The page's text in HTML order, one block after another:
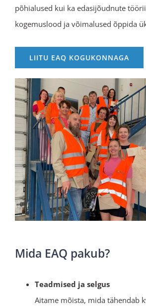
põhialused kui ka edasijõudnute
kogemuslood ja võimalused õppida
LIITU EAQ KOGUKONNAGA
Mida EAQ pakub?
Teadmised ja selgus
Aitame mõista, mida tähendab